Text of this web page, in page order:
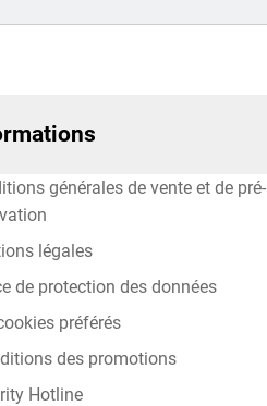
générales de vente et de pré-
légales
de protection des données
préférés
des promotions
Hotline